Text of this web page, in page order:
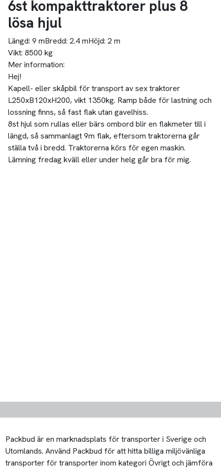
6st kompakttraktorer plus 8
lösa hjul
Längd: 9 mBredd: 2.4 mHöjd: 2 m
Vikt: 8500 kg
Mer information:
Hej!
Kapell- eller skåpbil för transport av sex traktorer
L250xB120xH200, vikt 1350kg. Ramp både för lastning och
lossning finns, så fast flak utan gavelhiss.
8st hjul som rullas eller bärs ombord blir en flakmeter till i
längd, så sammanlagt 9m flak, eftersom traktorerna går
ställa två i bredd. Traktorerna körs för egen maskin.
Lämning fredag kväll eller under helg går bra för mig.
Packbud är en marknadsplats för transporter i Sverige och
Utomlands. Använd Packbud för att hitta billiga miljövänliga
transporter för transporter inom kategori Övrigt och jämföra